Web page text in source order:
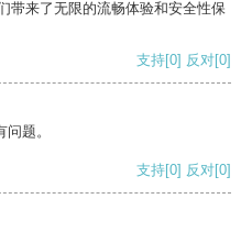
带来了无限的流畅体验和安全性保
支持[0] 反对[0]
题。
支持[0] 反对[0]